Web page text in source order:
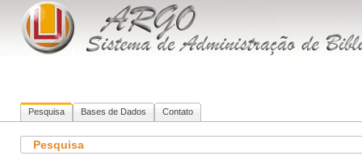
Pesquisa Bases de Dados Contato
Pesquisa